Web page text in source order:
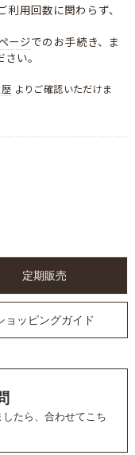
用回数に関わらず、
ージでのお手続き、ま
い。
よりご確認いただけま
定期販売
ョッピングガイド
したら、合わせてこち